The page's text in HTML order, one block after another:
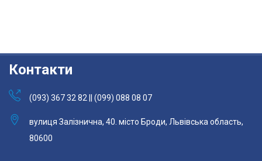
Контакти
(093) 367 32 82 || (099) 088 08 07
вулиця Залізнична, 40. місто Броди, Львівська область,
80600